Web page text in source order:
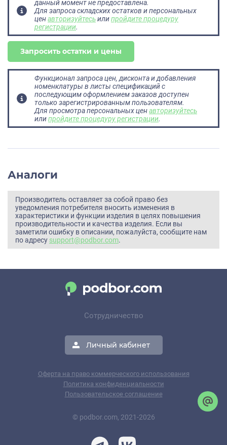
данный момент не предоставлена.
Для запроса складских остатков и персональных
ценавторизуйтесьилипройдите процедуру
регистрации.
Запросить остатки и цены
Функционал запроса цен, дисконта и добавления
номенклатуры в листы спецификаций с
последующим оформлением заказов доступен
только зарегистрированным пользователям.
Для просмотра персональных ценавторизуйтесь
илипройдите процедуру регистрации.
Аналоги
Производитель оставляет за собой право без
уведомления потребителя вносить изменения в
характеристики и функции изделия в целях повышения
производительности и качества изделия. Если вы
заметили ошибку в описании, пожалуйста, сообщите нам
по адресу support@podbor.com.
Сотрудничество
Личный кабинет
Оферта на право коммерческого использования
Политика конфиденциальности
Пользовательское соглашение
© podbor.com, 2021-2026